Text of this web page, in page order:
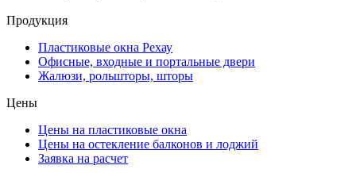
Продукция
Пластиковые окна Рехау
Офисные, входные и портальные двери
Жалюзи, рольшторы, шторы
Цены
Цены на пластиковые окна
Цены на остекление балконов и лоджий
Заявка на расчет